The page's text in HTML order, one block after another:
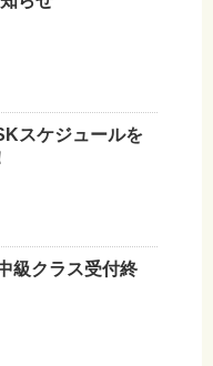
スケジュールを
級クラス受付終